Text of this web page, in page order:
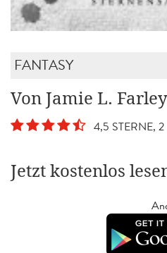
FANTASY
Von Jamie L. Farley
4,5 STERNE,
Jetzt kostenlos